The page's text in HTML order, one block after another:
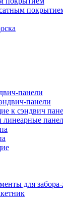
панели
панели
к сэндвич
линеарные
для